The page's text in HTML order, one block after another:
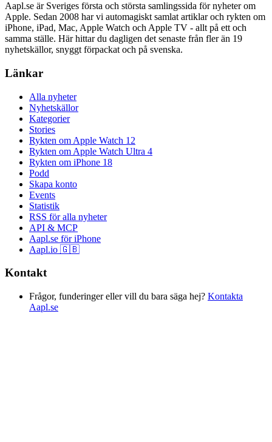
Aapl.se är Sveriges första och största samlingssida för nyheter om
Apple. Sedan 2008 har vi automagiskt samlat artiklar och rykten om
iPhone, iPad, Mac, Apple Watch och Apple TV - allt på ett och
samma ställe. Här hittar du dagligen det senaste från fler än 19
nyhetskällor, snyggt förpackat och på svenska.
Länkar
Alla nyheter
Nyhetskällor
Kategorier
Stories
Rykten om Apple Watch 12
Rykten om Apple Watch Ultra 4
Rykten om iPhone 18
Podd
Skapa konto
Events
Statistik
RSS för alla nyheter
API & MCP
Aapl.se för iPhone
Aapl.io 🇬🇧
Kontakt
Frågor, funderinger eller vill du bara säga hej? Kontakta
Aapl.se